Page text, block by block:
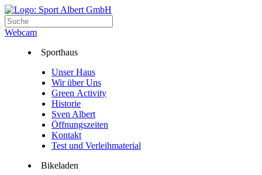
Webcam
Sporthaus
Unser Haus
Wir über Uns
Green Activity
Historie
Sven Albert
Öffnungszeiten
Kontakt
Test und Verleihmaterial
Bikeladen